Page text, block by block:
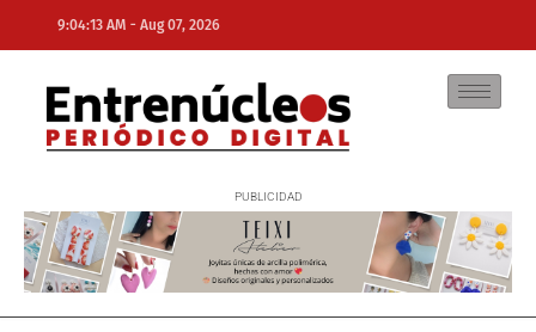
9:04:13 AM - Aug 07, 2026
NE